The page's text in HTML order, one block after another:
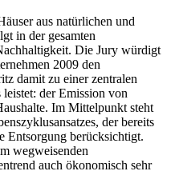
aus natürlichen und
in der gesamten
Die Jury würdigt
2009 den
damit zu einer zentralen
der Emission von
Im Mittelpunkt steht
der bereits
Entsorgung berücksichtigt.
wegweisenden
auch ökonomisch sehr